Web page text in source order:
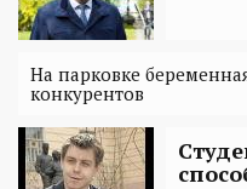
На парковке
конкурентов